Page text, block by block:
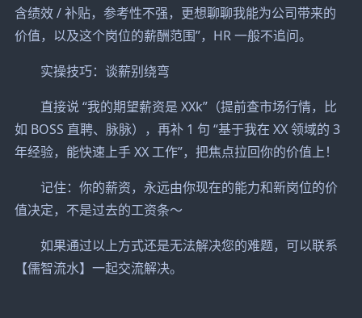
含绩效 / 补贴，参考性不强，更想聊聊我能为公司带来的
价值，以及这个岗位的薪酬范围”，HR 一般不追问。
实操技巧：谈薪别绕弯
直接说 “我的期望薪资是 XXk”（提前查市场行情，比
如 BOSS 直聘、脉脉），再补 1 句 “基于我在 XX 领域的 3
年经验，能快速上手 XX 工作”，把焦点拉回你的价值上！
记住：你的薪资，永远由你现在的能力和新岗位的价
值决定，不是过去的工资条～
如果通过以上方式还是无法解决您的难题，可以联系
【儒智流水】一起交流解决。